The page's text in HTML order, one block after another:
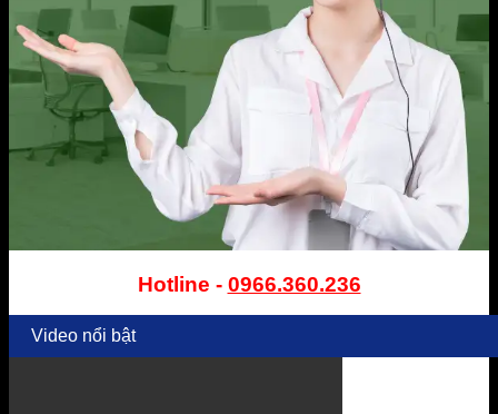
Hotline - 0966.360.236
Video nổi bật